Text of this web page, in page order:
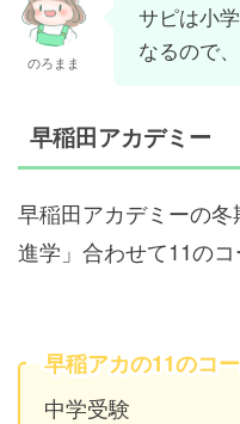
のろまま
サピは小
なるので
早稲田アカデミー
早稲田アカデミーの
進学」合わせて11のコ
早稲アカの11のコ
中学受験